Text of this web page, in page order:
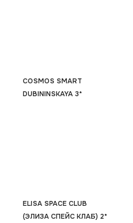
COSMOS SMART
DUBININSKAYA 3*
ELISA SPACE CLUB
(ЭЛИЗА СПЕЙС КЛАБ) 2*